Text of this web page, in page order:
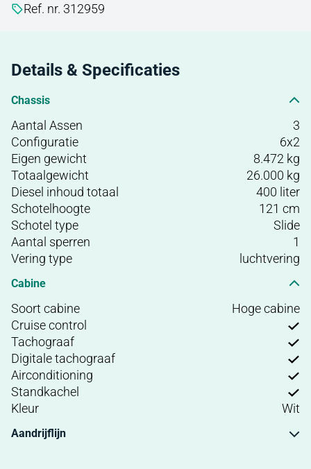
Ref. nr. 312959
Details & Specificaties
Chassis
Aantal Assen
3
Configuratie
6x2
Eigen gewicht
8.472 kg
Totaalgewicht
26.000 kg
Diesel inhoud totaal
400 liter
Schotelhoogte
121 cm
Schotel type
Slide
Aantal sperren
1
Vering type
luchtvering
Cabine
Soort cabine
Hoge cabine
Cruise control
Tachograaf
Digitale tachograaf
Airconditioning
Standkachel
Kleur
Wit
Aandrijflijn